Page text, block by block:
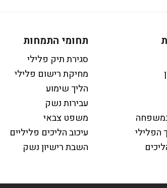
הפלילי
תחומי התמחות
סגירת תיק פלילי
מחיקת רישום פלילי
הליך שימוע
עבירות נשק
משפט צבאי
עיכוב הליכים פליליים
השבת רישיון נשק